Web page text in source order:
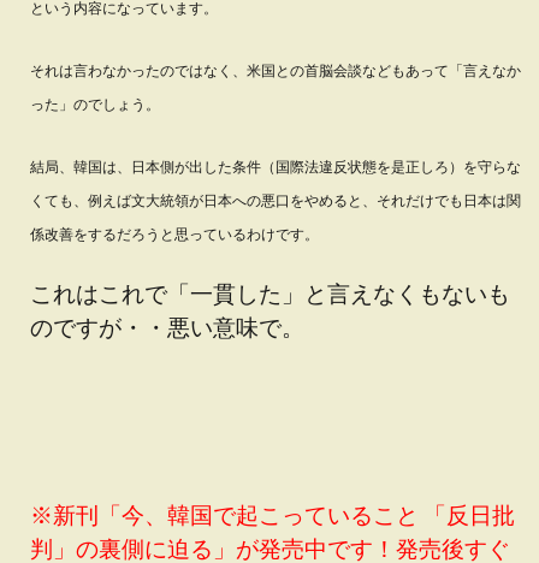
という内容になっています。
それは言わなかったのではなく、米国との首脳会談などもあって「言えなか
った」のでしょう。
結局、韓国は、日本側が出した条件（国際法違反状態を是正しろ）を守らな
くても、例えば文大統領が日本への悪口をやめると、それだけでも日本は関
係改善をするだろうと思っているわけです。
これはこれで「一貫した」と言えなくもないも
のですが・・悪い意味で。
※新刊「今、韓国で起こっていること 「反日批
判」の裏側に迫る」が発売中です！発売後すぐ